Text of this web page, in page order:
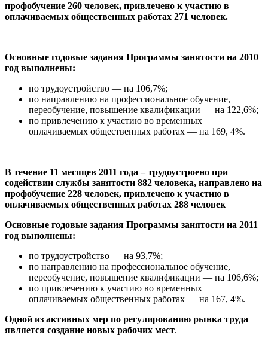
профобучение 260 человек, привлечено к участию в
оплачиваемых общественных работах 271 человек.
Основные годовые задания Программы занятости на 2010
год выполнены:
по трудоустройство — на 106,7%;
по направлению на профессиональное обучение,
переобучение, повышение квалификации — на 122,6%;
по привлечению к участию во временных
оплачиваемых общественных работах — на 169, 4%.
В течение 11 месяцев 2011 года – трудоустроено при
содействии службы занятости 882 человека, направлено на
профобучение 228 человек, привлечено к участию в
оплачиваемых общественных работах 288 человек
Основные годовые задания Программы занятости на 2011
год выполнены:
по трудоустройство — на 93,7%;
по направлению на профессиональное обучение,
переобучение, повышение квалификации — на 106,6%;
по привлечению к участию во временных
оплачиваемых общественных работах — на 167, 4%.
Одной из активных мер по регулированию рынка труда
является создание новых рабочих мест.